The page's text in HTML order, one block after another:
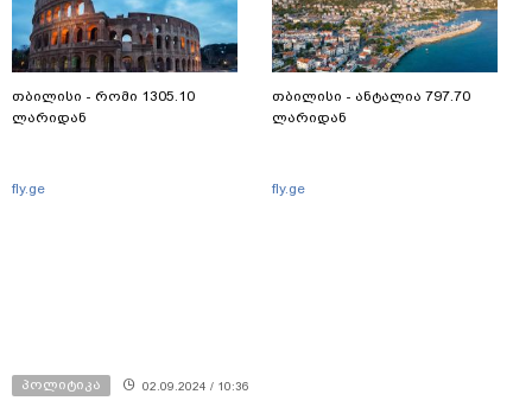
თბილისი - რომი 1305.10
ლარიდან
fly.ge
თბილისი - ანტალია 797.70
ლარიდან
fly.ge
პოლიტიკა 02.09.2024 / 10:36